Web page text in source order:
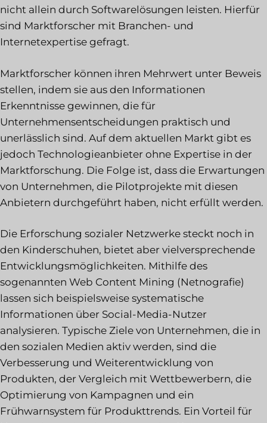
nicht allein durch Softwarelösungen leisten. Hierfür
sind Marktforscher mit Branchen- und
Internetexpertise gefragt.
Marktforscher können ihren Mehrwert unter Beweis
stellen, indem sie aus den Informationen
Erkenntnisse gewinnen, die für
Unternehmensentscheidungen praktisch und
unerlässlich sind. Auf dem aktuellen Markt gibt es
jedoch Technologieanbieter ohne Expertise in der
Marktforschung. Die Folge ist, dass die Erwartungen
von Unternehmen, die Pilotprojekte mit diesen
Anbietern durchgeführt haben, nicht erfüllt werden.
Die Erforschung sozialer Netzwerke steckt noch in
den Kinderschuhen, bietet aber vielversprechende
Entwicklungsmöglichkeiten. Mithilfe des
sogenannten Web Content Mining (Netnografie)
lassen sich beispielsweise systematische
Informationen über Social-Media-Nutzer
analysieren. Typische Ziele von Unternehmen, die in
den sozialen Medien aktiv werden, sind die
Verbesserung und Weiterentwicklung von
Produkten, der Vergleich mit Wettbewerbern, die
Optimierung von Kampagnen und ein
Frühwarnsystem für Produkttrends. Ein Vorteil für